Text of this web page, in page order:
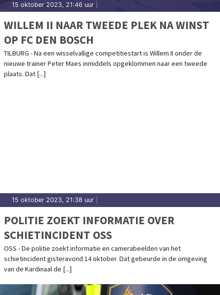
15 oktober 2023, 21:46 uur
WILLEM II NAAR TWEEDE PLEK NA WINST
OP FC DEN BOSCH
TILBURG - Na een wisselvallige competitiestart is Willem II onder de
nieuwe trainer Peter Maes inmiddels opgeklommen naar een tweede
plaats. Dat [...]
15 oktober 2023, 21:38 uur
POLITIE ZOEKT INFORMATIE OVER
SCHIETINCIDENT OSS
OSS - De politie zoekt informatie en camerabeelden van het
schietincident gisteravond 14 oktober. Dat gebeurde in de omgeving
van de Kardinaal de [...]